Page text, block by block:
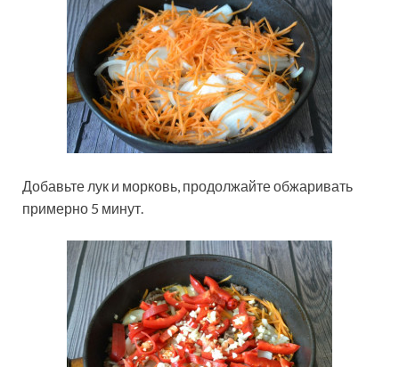
Добавьте лук и морковь, продолжайте обжаривать
примерно 5 минут.